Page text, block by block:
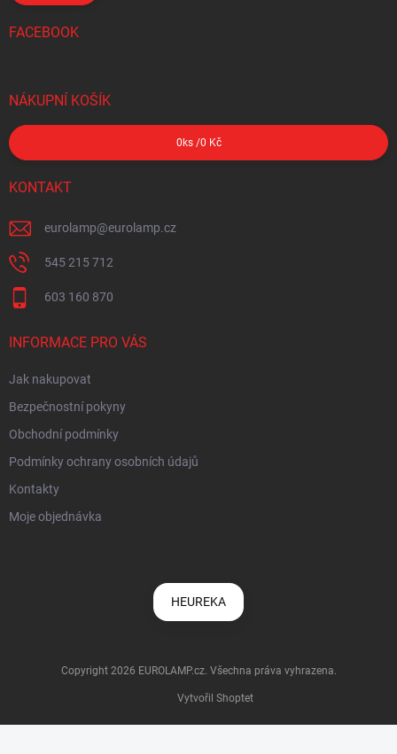
FACEBOOK
NÁKUPNÍ KOŠÍK
0 ks /0 Kč
KONTAKT
eurolamp@eurolamp.cz
545 215 712
603 160 870
INFORMACE PRO VÁS
Jak nakupovat
Bezpečnostní pokyny
Obchodní podmínky
Podmínky ochrany osobních údajů
Kontakty
Moje objednávka
HEUREKA
Vytvořil Shoptet
Copyright 2026 EUROLAMP.cz. Všechna práva vyhrazena.